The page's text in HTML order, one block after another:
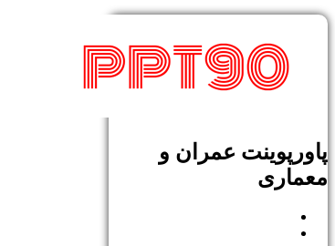
پاورپوینت عمران و
معماری